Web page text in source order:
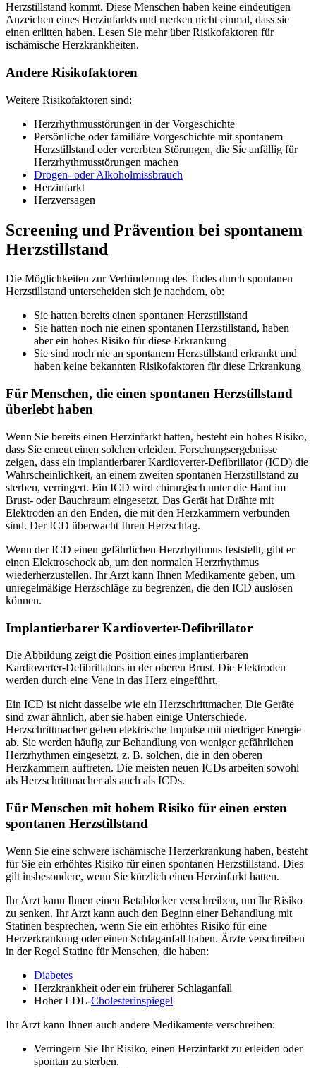
Herzstillstand kommt. Diese Menschen haben keine eindeutigen
Anzeichen eines Herzinfarkts und merken nicht einmal, dass sie
einen erlitten haben. Lesen Sie mehr über Risikofaktoren für
ischämische Herzkrankheiten.
Andere Risikofaktoren
Weitere Risikofaktoren sind:
Herzrhythmusstörungen in der Vorgeschichte
Persönliche oder familiäre Vorgeschichte mit spontanem
Herzstillstand oder vererbten Störungen, die Sie anfällig für
Herzrhythmusstörungen machen
Drogen- oder Alkoholmissbrauch
Herzinfarkt
Herzversagen
Screening und Prävention bei spontanem
Herzstillstand
Die Möglichkeiten zur Verhinderung des Todes durch spontanen
Herzstillstand unterscheiden sich je nachdem, ob:
Sie hatten bereits einen spontanen Herzstillstand
Sie hatten noch nie einen spontanen Herzstillstand, haben
aber ein hohes Risiko für diese Erkrankung
Sie sind noch nie an spontanem Herzstillstand erkrankt und
haben keine bekannten Risikofaktoren für diese Erkrankung
Für Menschen, die einen spontanen Herzstillstand
überlebt haben
Wenn Sie bereits einen Herzinfarkt hatten, besteht ein hohes Risiko,
dass Sie erneut einen solchen erleiden. Forschungsergebnisse
zeigen, dass ein implantierbarer Kardioverter-Defibrillator (ICD) die
Wahrscheinlichkeit, an einem zweiten spontanen Herzstillstand zu
sterben, verringert. Ein ICD wird chirurgisch unter die Haut im
Brust- oder Bauchraum eingesetzt. Das Gerät hat Drähte mit
Elektroden an den Enden, die mit den Herzkammern verbunden
sind. Der ICD überwacht Ihren Herzschlag.
Wenn der ICD einen gefährlichen Herzrhythmus feststellt, gibt er
einen Elektroschock ab, um den normalen Herzrhythmus
wiederherzustellen. Ihr Arzt kann Ihnen Medikamente geben, um
unregelmäßige Herzschläge zu begrenzen, die den ICD auslösen
können.
Implantierbarer Kardioverter-Defibrillator
Die Abbildung zeigt die Position eines implantierbaren
Kardioverter-Defibrillators in der oberen Brust. Die Elektroden
werden durch eine Vene in das Herz eingeführt.
Ein ICD ist nicht dasselbe wie ein Herzschrittmacher. Die Geräte
sind zwar ähnlich, aber sie haben einige Unterschiede.
Herzschrittmacher geben elektrische Impulse mit niedriger Energie
ab. Sie werden häufig zur Behandlung von weniger gefährlichen
Herzrhythmen eingesetzt, z. B. solchen, die in den oberen
Herzkammern auftreten. Die meisten neuen ICDs arbeiten sowohl
als Herzschrittmacher als auch als ICDs.
Für Menschen mit hohem Risiko für einen ersten
spontanen Herzstillstand
Wenn Sie eine schwere ischämische Herzerkrankung haben, besteht
für Sie ein erhöhtes Risiko für einen spontanen Herzstillstand. Dies
gilt insbesondere, wenn Sie kürzlich einen Herzinfarkt hatten.
Ihr Arzt kann Ihnen einen Betablocker verschreiben, um Ihr Risiko
zu senken. Ihr Arzt kann auch den Beginn einer Behandlung mit
Statinen besprechen, wenn Sie ein erhöhtes Risiko für eine
Herzerkrankung oder einen Schlaganfall haben. Ärzte verschreiben
in der Regel Statine für Menschen, die haben:
Diabetes
Herzkrankheit oder ein früherer Schlaganfall
Hoher LDL-Cholesterinspiegel
Ihr Arzt kann Ihnen auch andere Medikamente verschreiben:
Verringern Sie Ihr Risiko, einen Herzinfarkt zu erleiden oder
spontan zu sterben.